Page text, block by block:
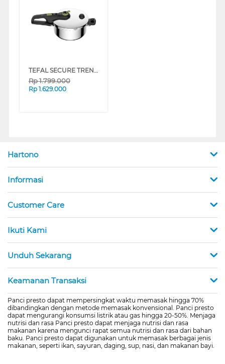
TEFAL SECURE TRENDY PRESSURE COOKER 8L P2584402
Rp1.799.000
Rp 1.629.000
Hartono
Informasi
Customer Care
Ikuti Kami
Unduh Sekarang
Keamanan Transaksi
Panci presto dapat mempersingkat waktu memasak hingga 70%
dibandingkan dengan metode memasak konvensional. Panci presto
dapat mengurangi konsumsi listrik atau gas hingga 20-50%. Menjaga
nutrisi dan rasa Panci presto dapat menjaga nutrisi dan rasa
makanan karena mengunci rapat semua nutrisi dan rasa dari bahan
baku. Panci presto dapat digunakan untuk memasak berbagai jenis
makanan, seperti ikan, sayuran, daging, sup, nasi, dan makanan bayi.